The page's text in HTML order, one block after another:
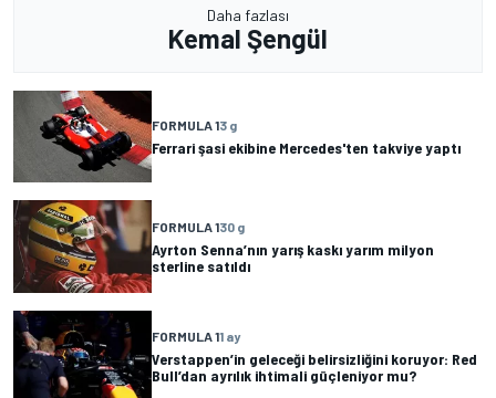
Daha fazlası
Kemal Şengül
FORMULA 13 g
Ferrari şasi ekibine Mercedes'ten takviye yaptı
FORMULA 130 g
Ayrton Senna’nın yarış kaskı yarım milyon
sterline satıldı
FORMULA 11 ay
Verstappen’in geleceği belirsizliğini koruyor: Red
Bull’dan ayrılık ihtimali güçleniyor mu?